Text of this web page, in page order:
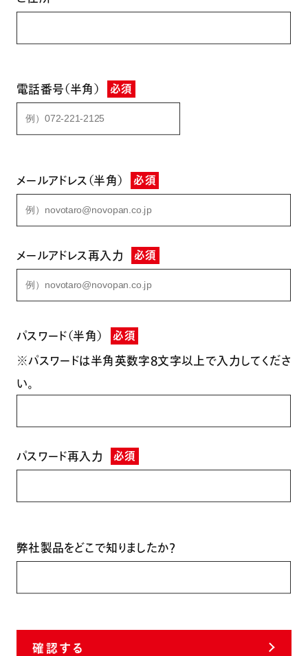
電話番号（半角） 必須
メールアドレス（半角） 必須
メールアドレス再入力 必須
パスワード（半角） 必須
※パスワードは半角英数字8文字以上で入力してくださ
い。
パスワード再入力 必須
弊社製品をどこで知りましたか？
確認する